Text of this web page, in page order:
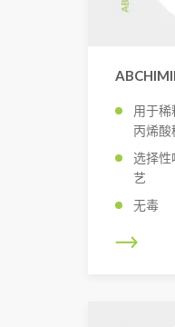
用于稀
丙烯酸
选择性
艺
无毒